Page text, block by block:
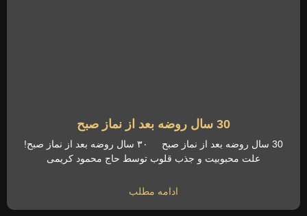
30 سال روضه بعد از نماز صبح
30 سال روضه بعد از نماز صبح ۳۰ سال روضه بعد از نماز صبح!
علت محبوبیت و جذب قلوب توسط حاج محمود کریمی
ادامه مطلب